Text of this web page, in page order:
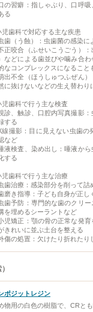
の習癖：指しゃぶり、口呼
る
児歯科で対応する主な疾患
歯（う蝕）：虫歯菌の感染
正咬合（ふせいこうごう）
などによる歯並びや噛み合
なコンプレックスになること
出不全（ほうしゅつふぜん
に抜けないなどの生え替わり
児歯科で行う主な検査
診、触診、口腔内写真撮影
する
線撮影：目に見えない虫歯
など
液検査、染め出し：唾液か
する
児歯科で行う主な治療
歯治療：感染部分を削って
磨き指導：子ども自身が正
歯予防：専門的な歯のクリ
を埋めるシーラントなど
児矯正：顎の骨の正常な発
きれいに並ぶ土台を整える
傷の処置：欠けたり折れた
ポジットレジン
物用の白色の樹脂で、CRと